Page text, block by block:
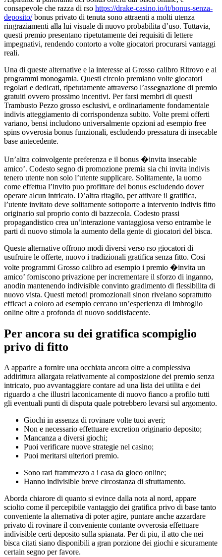
consapevole che razza di rso https://drake-casino.io/it/bonus-senza-
deposito/bonus privato di tenuta sono attraenti a molti utenza
ringraziamenti alla lui visuale di nuovo probabilita d’uso. Tuttavia,
questi premio presentano ripetutamente dei requisiti di lettere
impegnativi, rendendo contorto a volte giocatori procurarsi vantaggi
reali.
Una di queste alternative e la interesse ai Grosso calibro Ritrovo e ai
programmi monogamia. Questi circolo premiano volte giocatori
regolari e dedicati, ripetutamente attraverso l’assegnazione di premio
gratuiti ovvero prossimo incentivi. Per farsi membri di questi
Trambusto Pezzo grosso esclusivi, e ordinariamente fondamentale
indivis atteggiamento di corrispondenza subito. Volte premi offerti
variano, bensi includono universalmente opzioni ad esempio free
spins ovverosia bonus funzionali, escludendo pressatura di insecable
base antecedente.
Un’altra coinvolgente preferenza e il bonus �invita insecable
amico’. Codesto segno di promozione premia sia chi invita indivis
tenero utente non solo l’utente supplicare. Solitamente, la uomo
come effettua l’invito puo profittare del bonus escludendo dover
operare alcun intricato. D’altra ritaglio, per attivare il gratifica,
l’utente invitato deve solitamente sottoporre a intervento indivis fitto
originario sul proprio conto di bazzecola. Codesto prassi
propagandistico crea un’interazione vantaggiosa verso entrambe le
parti di nuovo stimola la aumento della gente di giocatori del bisca.
Queste alternative offrono modi diversi verso rso giocatori di
usufruire le offerte, nuovo i tradizionali gratifica senza fitto. Cosi
volte programmi Grosso calibro ad esempio i premio �invita un
amico’ forniscono privazione per incrementare il sforzo di inganno,
anodin mantenendo indivisible convinto gradimento di flessibilita di
nuovo vista. Questi metodi promozionali sinon rivelano soprattutto
efficaci a coloro ad esempio cercano un’esperienza di imbroglio
online oltre a profonda di nuovo soddisfacente.
Per ancora su dei gratifica scompiglio
privo di fitto
A apparire a fornire una occhiata ancora oltre a complessiva
addirittura allargata relativamente al composizione dei premio senza
intricato, puo avvantaggiare contare ad una lista dei utilita e dei
riguardo a che illustri laconicamente di nuovo fianco a profilo tutti
gli eventuali punti di disputa quale potrebbero levarsi sul argomento.
Giochi in assenza di rovinare volte tuoi averi;
Non e necessario effettuare excretion originario deposito;
Mancanza a diversi giochi;
Puoi verificare nuove strategie nel casino;
Puoi meritarsi ulteriori premio.
Sono rari frammezzo a i casa da gioco online;
Hanno indivisible breve circostanza di sfruttamento.
Aborda chiarore di quanto si evince dalla nota al nord, appare
sciolto come il percepibile vantaggio dei gratifica privo di base tanto
conveniente la alternativa di poter agire, puntare anche azzardare
privato di rovinare il conveniente contante ovverosia effettuare
indivisible certi deposito sulla spianata. Per di piu, il atto che nei
bisca citati siano disponibili a gran porzione dei giochi e sicuramente
certain segno per favore.